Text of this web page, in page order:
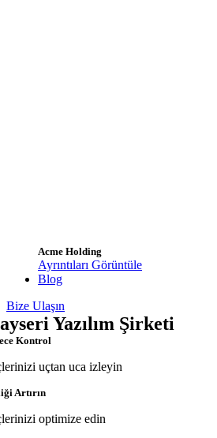
Acme Holding
Ayrıntıları Görüntüle
Blog
Bize Ulaşın
Yazılım Şirketi
Kontrol
uçtan uca izleyin
Artırın
optimize edin